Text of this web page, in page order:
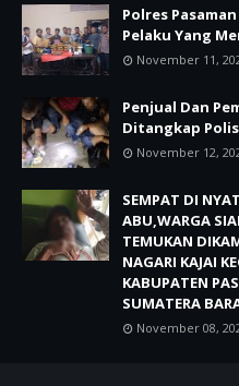
Polres
Pelaku Yang
November 11,
Penjual Dan
Ditangkap
November 12,
SEMPAT DI
ABU,WARGA
TEMUKAN
NAGARI KAJAI
KABUPATEN
SUMATERA
November 08,